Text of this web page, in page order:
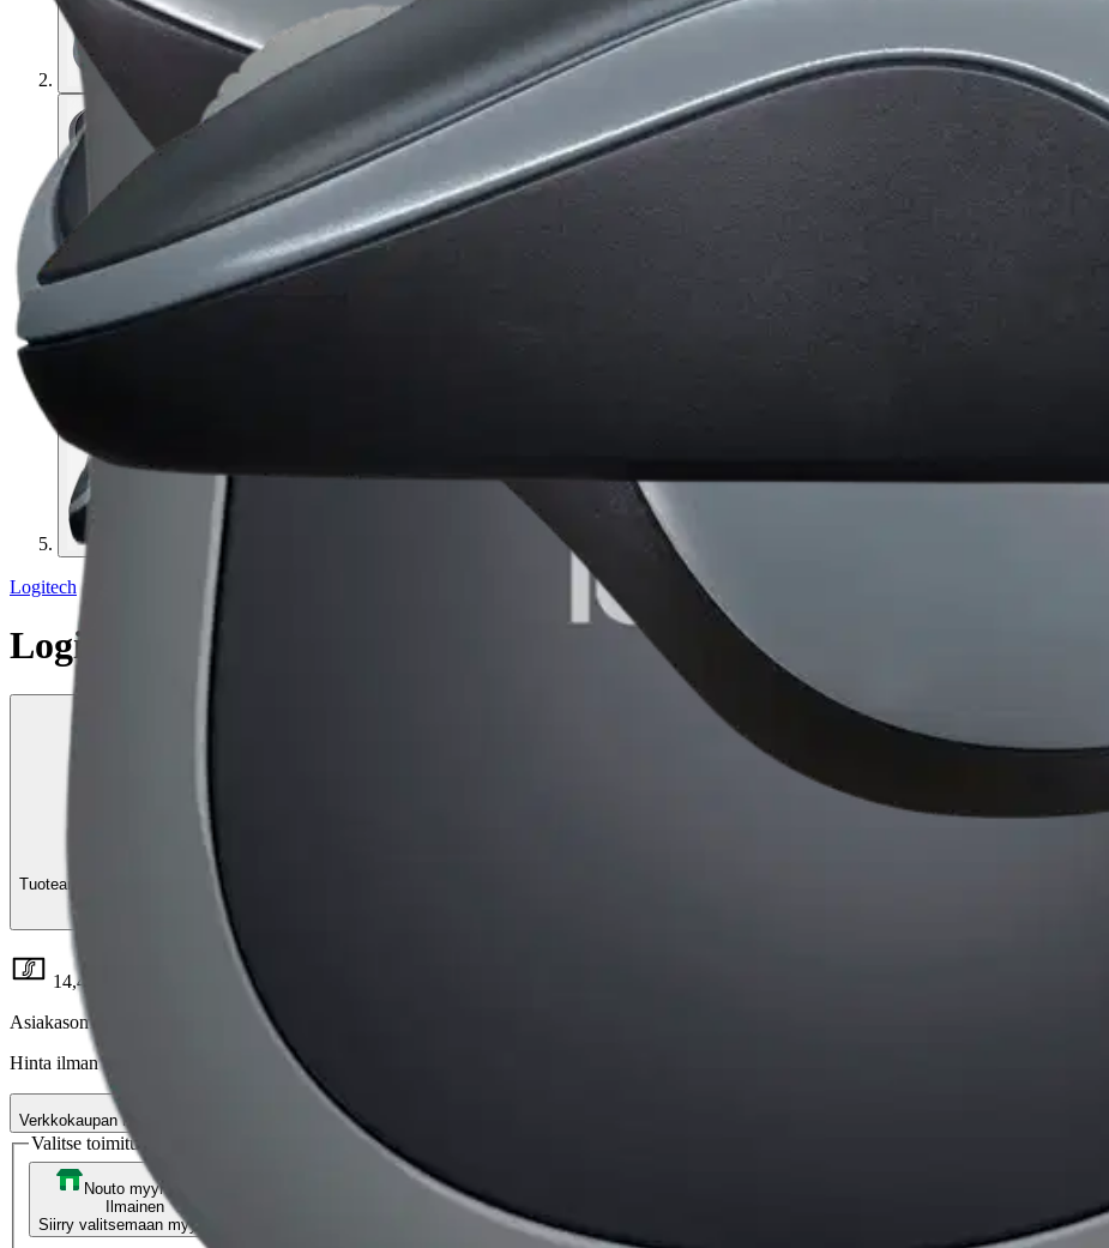
Logitech
Logitech langaton hiiri M185 harmaa
Tuotearvioiden keskiarvo
14,41 €
Asiakasomistajahinta
Hinta ilman S-Etukorttia:
Verkkokaupan hinta
Valitse toimitustapa
Nouto myymälästä
Ilmainen
Siirry valitsemaan myymälä
Alk. 0 €